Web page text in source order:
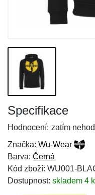
Specifikace
Hodnocení: zatím
Značka: Wu-Wear
Barva: Černá
Kód zboží: WU001-
Dostupnost: skladem 4